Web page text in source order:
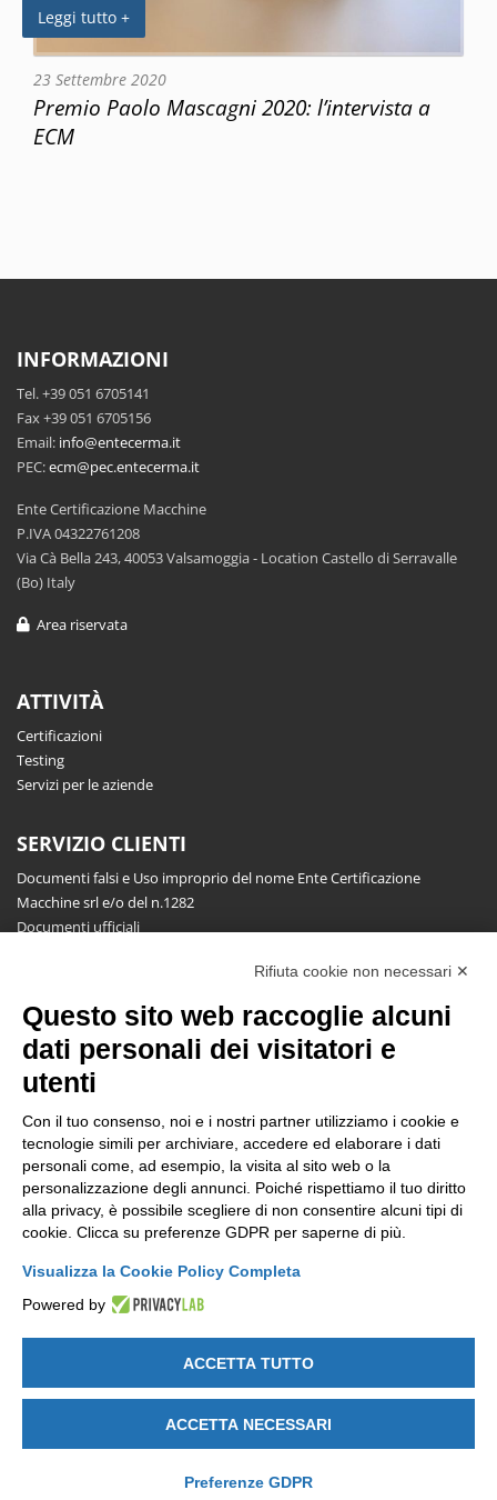
Leggi tutto +
23 Settembre 2020
Premio Paolo Mascagni 2020: l’intervista a
ECM
INFORMAZIONI
Tel. +39 051 6705141
Fax +39 051 6705156
Email: info@entecerma.it
PEC:ecm@pec.entecerma.it
Ente Certificazione Macchine
P.IVA 04322761208
Via Cà Bella 243, 40053 Valsamoggia - Location Castello di Serravalle
(Bo) Italy
Area riservata
ATTIVITÀ
Certificazioni
Testing
Servizi per le aziende
SERVIZIO CLIENTI
Documenti falsi e Uso improprio del nome Ente Certificazione
Macchine srl e/o del n.1282
Documenti ufficiali
NEWSLETTER
Resta aggiornato gratuitamente su tutte le novità.
Cliccando su Iscriviti dichiari di aver letto e accettato l'Informativa
Rifiuta cookie non necessari ✕
Questo sito web raccoglie alcuni
dati personali dei visitatori e
utenti
Con il tuo consenso, noi e i nostri partner utilizziamo i cookie e
tecnologie simili per archiviare, accedere ed elaborare i dati
personali come, ad esempio, la visita al sito web o la
personalizzazione degli annunci. Poiché rispettiamo il tuo diritto
alla privacy, è possibile scegliere di non consentire alcuni tipi di
cookie. Clicca su preferenze GDPR per saperne di più.
Visualizza la Cookie Policy Completa
Powered by
ACCETTA TUTTO
ACCETTA NECESSARI
Preferenze GDPR